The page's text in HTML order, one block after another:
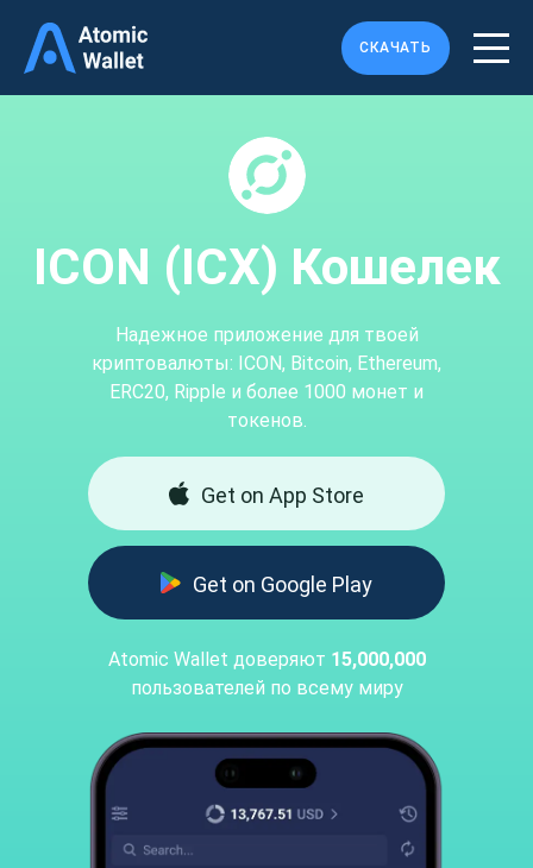
СКАЧАТЬ
ICON (ICX) Кошелек
Надежное приложение для твоей
криптовалюты: ICON, Bitcoin, Ethereum,
ERC20, Ripple и более 1000 монет и
токенов.
Get on App Store
Get on Google Play
Atomic Wallet доверяют 15,000,000
пользователей по всему миру